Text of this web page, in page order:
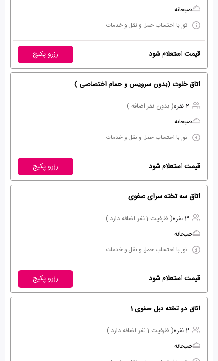
صبحانه
تور با احتساب حمل و نقل و خدمات
قیمت استعلام شود رزرو پکیج
اتاق خلوت (بدون سرویس و حمام اختصاصی )
2 نفره
( بدون نفر اضافه )
صبحانه
تور با احتساب حمل و نقل و خدمات
قیمت استعلام شود رزرو پکیج
اتاق سه تخته سرای صفوی
3 نفره
( ظرفیت 1 نفر اضافه دارد )
صبحانه
تور با احتساب حمل و نقل و خدمات
قیمت استعلام شود رزرو پکیج
اتاق دو تخته دبل صفوی 1
2 نفره
( ظرفیت 1 نفر اضافه دارد )
صبحانه